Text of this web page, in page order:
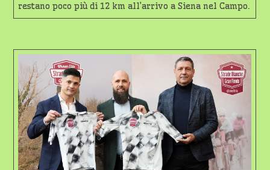
restano poco più di 12 km all’arrivo a Siena nel Campo.